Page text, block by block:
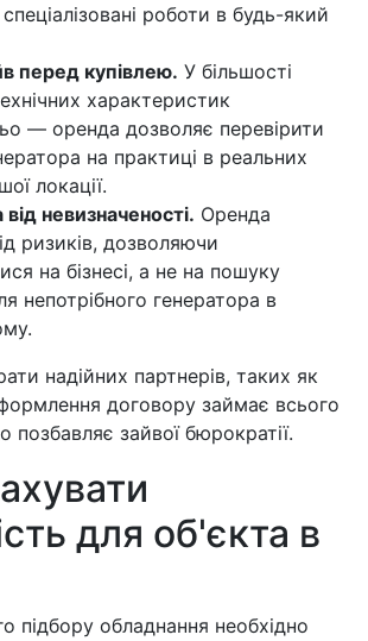
роботи в будь-який
перед купівлею. У більшості
характеристик
— оренда дозволяє перевірити
на практиці в реальних
локації.
невизначеності. Оренда
ризиків, дозволяючи
на бізнесі, а не на пошуку
непотрібного генератора в
надійних партнерів, таких як
договору займає всього
позбавляє зайвої бюрократії.
для об'єкта в
підбору обладнання необхідно